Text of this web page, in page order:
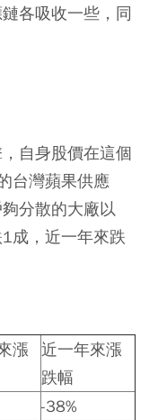
各吸收一些，同
自身股價在這個
台灣蘋果供應
分散的大廠以
成，近一年來跌
漲
近一年來漲
跌幅
-38%